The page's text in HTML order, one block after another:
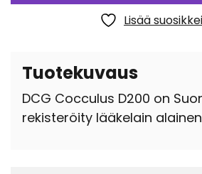
Lisää
Tuotekuvaus
DCG Cocculus D200 on
rekisteröity lääkelain